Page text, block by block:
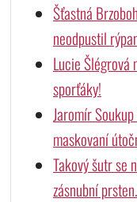
Šťastná
neodpustil
Lucie Šlégrová
sporťáky!
Jaromír
maskovaní
Takový šutr se
zásnubní